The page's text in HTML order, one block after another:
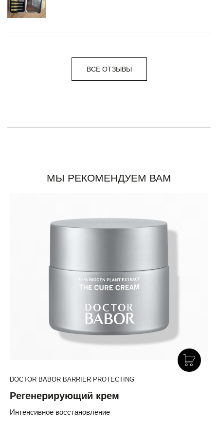
ВСЕ ОТЗЫВЫ
МЫ РЕКОМЕНДУЕМ ВАМ
DOCTOR BABOR BARRIER PROTECTING
Регенерирующий крем
Интенсивное восстановление